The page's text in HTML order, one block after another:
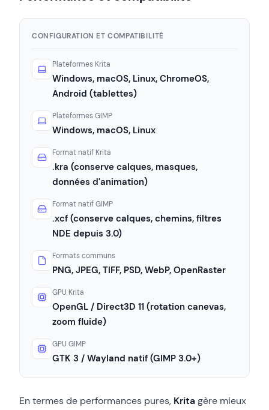
CONFIGURATION ET COMPATIBILITÉ
Plateformes Krita
Windows, macOS, Linux, ChromeOS,
Android (tablettes)
Plateformes GIMP
Windows, macOS, Linux
Format natif Krita
.kra (conserve calques, masques,
données d'animation)
Format natif GIMP
.xcf (conserve calques, chemins, filtres
NDE depuis 3.0)
Formats communs
PNG, JPEG, TIFF, PSD, WebP, OpenRaster
GPU Krita
OpenGL / Direct3D 11 (rotation canevas,
zoom fluide)
GPU GIMP
GTK 3 / Wayland natif (GIMP 3.0+)
En termes de performances pures, Kritagère mieux